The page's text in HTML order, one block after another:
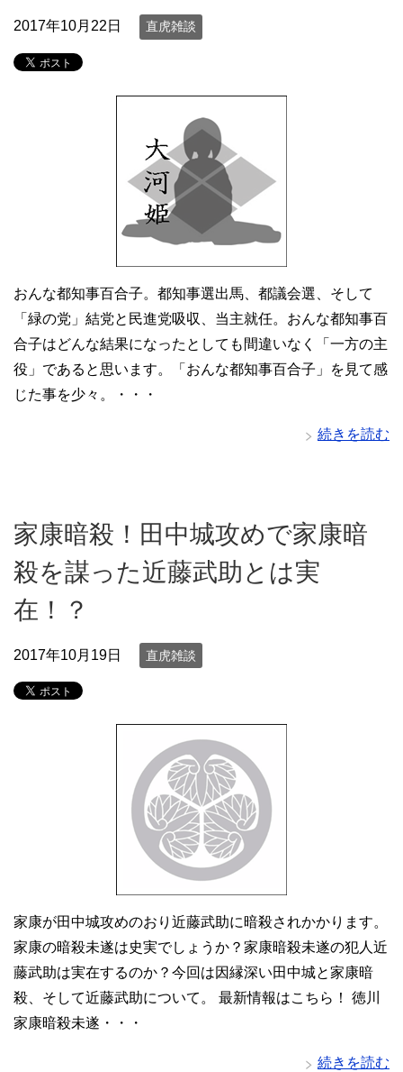
2017年10月22日 直虎雑談
おんな都知事百合子。都知事選出馬、都議会選、そして
「緑の党」結党と民進党吸収、当主就任。おんな都知事百
合子はどんな結果になったとしても間違いなく「一方の主
役」であると思います。「おんな都知事百合子」を見て感
じた事を少々。・・・
続きを読む
家康暗殺！田中城攻めで家康暗
殺を謀った近藤武助とは実
在！？
2017年10月19日 直虎雑談
家康が田中城攻めのおり近藤武助に暗殺されかかります。
家康の暗殺未遂は史実でしょうか？家康暗殺未遂の犯人近
藤武助は実在するのか？今回は因縁深い田中城と家康暗
殺、そして近藤武助について。 最新情報はこちら！ 徳川
家康暗殺未遂・・・
続きを読む